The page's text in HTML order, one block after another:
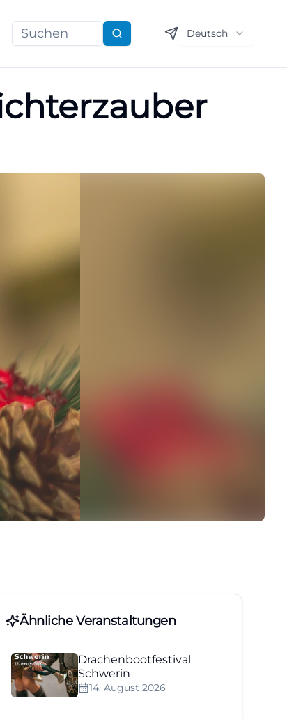
Suchen Deutsch
Ähnliche Veranstaltungen
Drachenbootfestival
Schwerin
14. August 2026